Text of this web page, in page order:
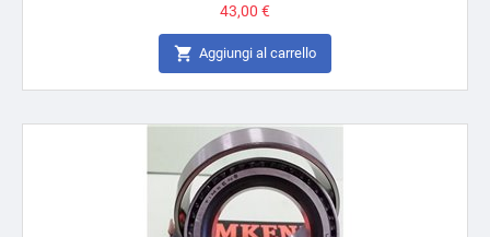
Prezzo
43,00 €
 Aggiungi al carrello